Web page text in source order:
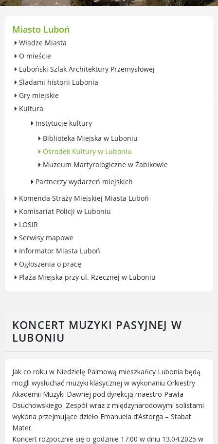
przekształceniowa
Ochrona środowiska
Edukacja ekologiczna
SZYKUJ SIĘ NA ZMIANY KLIMATU
Komunikacja miejska
Rolnictwo
Zwierzęta
Centrum Organizacji Pozarządowych
Karty honorowane w Luboniu
Duża Rodzina
Konsultacje społeczne i ewaluacje
Konkursy miejskie
Fundusze UE i krajowe
GKRPA/Centrum Wsparcia i Pomocy
BEZPIECZEŃSTWO
Zdrowie
Porady prawne
Wydarzenia
MIASTO LUBOŃ
Władze Miasta
O mieście
Luboński Szlak Architektury
Przemysłowej
Śladami historii Lubonia
KONCERT MUZYKI PASYJNEJ W
LUBONIU
Jak co roku w Niedzielę Palmową mieszkańcy Lubonia będą
mogli wysłuchać muzyki klasycznej w wykonaniu Orkiestry
Akademii Muzyki Dawnej pod dyrekcją maestro Pawła
Osuchowskiego. Zespół wraz z międzynarodowymi solistami
wykona przejmujące dzieło Emanuela d’Astorga – Stabat
Mater.
Koncert rozpocznie się o godzinie 17:00 w dniu 13.04.2025 w
Miasto Luboń
Władze Miasta
O mieście
Luboński Szlak Architektury Przemysłowej
Śladami historii Lubonia
Gry miejskie
Kultura
Instytucje kultury
Biblioteka Miejska w Luboniu
Ośrodek Kultury w Luboniu
Muzeum Martyrologiczne w Żabikowie
Partnerzy wydarzeń miejskich
Komenda Straży Miejskiej Miasta Luboń
Komisariat Policji w Luboniu
LOSiR
Serwisy mapowe
Informator Miasta Luboń
Ogłoszenia o pracę
Plaża Miejska przy ul. Rzecznej w Luboniu